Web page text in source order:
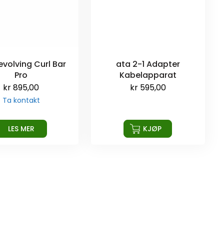
Curl Bar
Pro
kr895,00
Ta kontakt
LES MER
ata 2-1 Adapter
Kabelapparat
kr595,00
KJØP